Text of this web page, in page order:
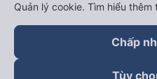
Quản lý cookie. Tìm hiểu thêm
Chấp
Tùy